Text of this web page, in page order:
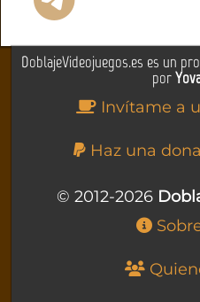
DoblajeVideojuegos.es es un
por
Invítame a
Haz una
© 2012-2026